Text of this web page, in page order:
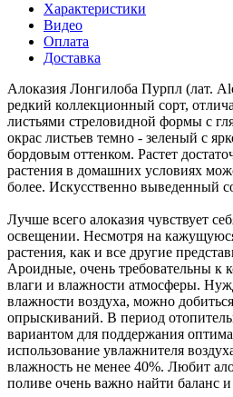
Характеристики
Видео
Оплата
Доставка
Алоказия Лонгилоба Пурпл (лат.
редкий коллекционный сорт,
листьями стреловидной формы с
окрас листьев темно - зеленый с
бордовым оттенком. Растет
растения в домашних условиях
более. Искусственно выведенный
Лучше всего алоказия чувствует
освещении. Несмотря на
растения, как и все другие
Ароидные, очень требовательны к
влаги и влажности атмосферы.
влажности воздуха, можно
опрыскиваний. В период
вариантом для поддержания
использование увлажнителя
влажность не менее 40%. Любит
поливе очень важно найти баланс и